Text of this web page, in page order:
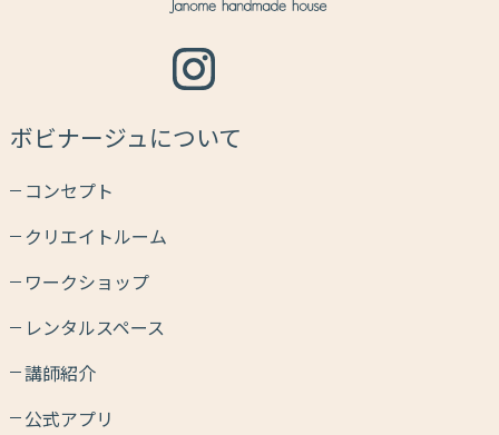
ボビナージュについて
コンセプト
クリエイトルーム
ワークショップ
レンタルスペース
講師紹介
公式アプリ